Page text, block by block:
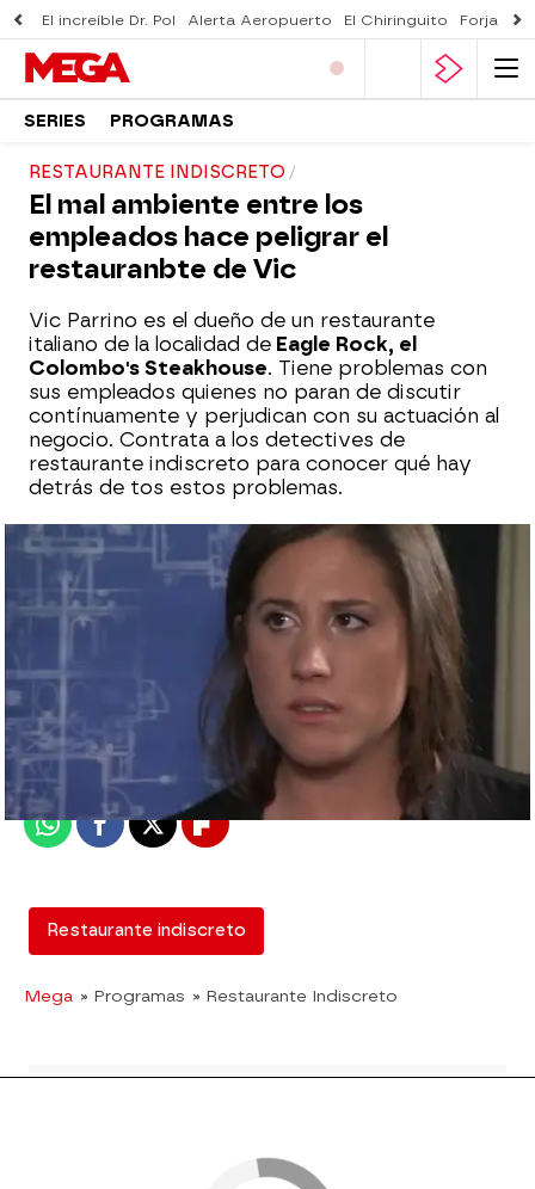
El increíble Dr. Pol Alerta Aeropuerto El Chiringuito Forjado
SERIES PROGRAMAS
RESTAURANTE INDISCRETO
El mal ambiente entre los
empleados hace peligrar el
restauranbte de Vic
Vic Parrino es el dueño de un restaurante
italiano de la localidad de Eagle Rock, el
Colombo's Steakhouse. Tiene problemas con
sus empleados quienes no paran de discutir
contínuamente y perjudican con su actuación al
negocio. Contrata a los detectives de
restaurante indiscreto para conocer qué hay
detrás de tos estos problemas.
Madrid
Publicado: 12 de febrero de 2018, 13:03
WhatsappFacebook
X Flipboard
Restaurante indiscreto
Mega » Programas » Restaurante Indiscreto